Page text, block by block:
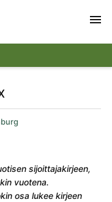
menu
sijoittajakirjeen,
vuotena.
osa lukee kirjeen